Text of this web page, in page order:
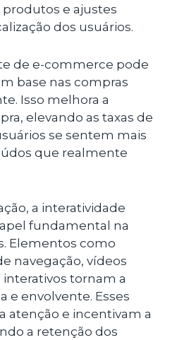
e ajustes
dos usuários.
de e-commerce pode
base nas compras
Isso melhora a
elevando as taxas de
se sentem mais
que realmente
a interatividade
fundamental na
Elementos como
navegação, vídeos
tornam a
e envolvente. Esses
atenção e incentivam a
a retenção dos